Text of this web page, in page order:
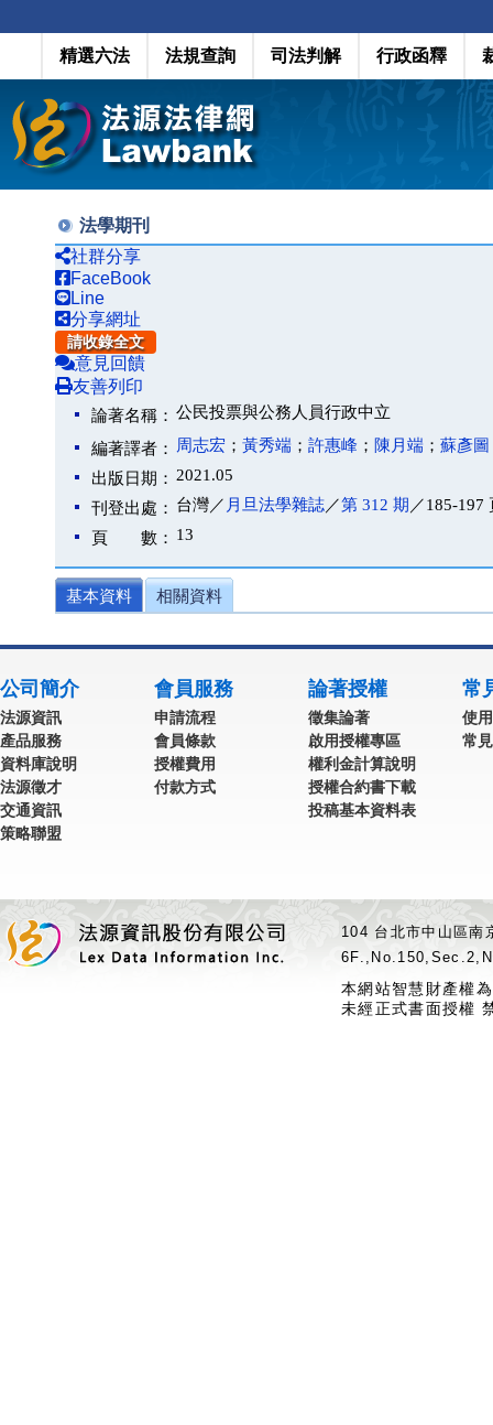
精選六法 法規查詢 司法判解 行政函釋
法學期刊
社群分享
FaceBook
Line
分享網址
請收錄全文
意見回饋
友善列印
論著名稱： 公民投票與公務人員行政中立
編著譯者： 周志宏 ； 黃秀端 ； 許惠峰 ； 陳月端 ； 蘇彥圖
出版日期： 2021.05
刊登出處： 台灣／ 月旦法學雜誌／第 312 期 ／185-197
頁 數： 13
基本資料 相關資料
公司簡介
法源資訊
產品服務
資料庫說明
法源徵才
交通資訊
策略聯盟
會員服務
申請流程
會員條款
授權費用
付款方式
論著授權
徵集論著
啟用授權專區
權利金計算說明
授權合約書下載
投稿基本資料表
常
使
常
104 台北市中山區
本網站智慧財產權
未經正式書面授權